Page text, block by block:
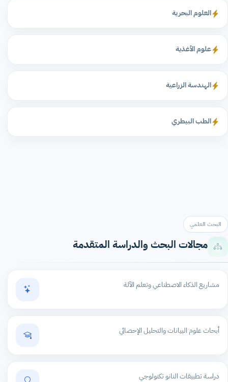
العلوم البحرية
علوم الأغذية
الهندسة الزراعية
الطب البيطري
البحث العلمي
مجالات البحث والدراسة المتقدمة
مشاريع الذكاء الاصطناعي وتعلم الآلة
أبحاث علوم البيانات والتحليل الإحصائي
دراسة تطبيقات النانو تكنولوجي